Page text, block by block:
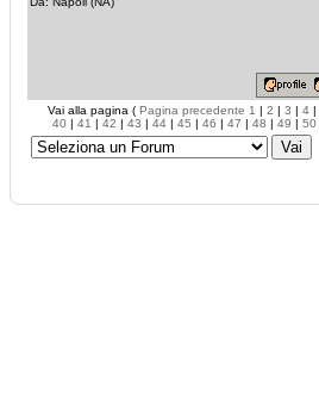
Vai alla pagina ( Pagina precedente 1 | 2 | 3 | 4 |
40 | 41 | 42 | 43 | 44 | 45 | 46 | 47 | 48 | 49 | 50